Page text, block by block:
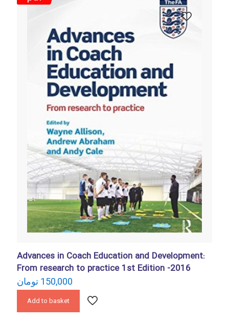
Advances in Coach Education and Development:
From research to practice 1st Edition -2016
150,000 تومان
Add to basket